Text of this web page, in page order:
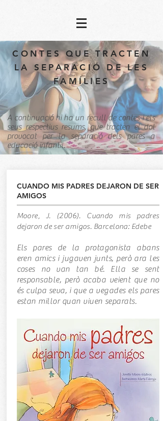
CONTES QUE TRACTEN
LA SEPARACIÓ DE LES
FAMÍLIES
A continuació hi ha un recull de contes i els
seus respectius resums, que tracten el dol
provocat per la separació dels pares a
educació infantil.
CUANDO MIS PADRES DEJARON DE SER
AMIGOS
Moore, J. (2006). Cuando mis padres
dejaron de ser amigos. Barcelona: Edebe
Els pares de la protagonista abans
eren amics i jugaven junts, però ara les
coses no van tan bé. Ella se sent
responsable, però acaba veient que no
és culpa seva, i que a vegades els pares
estan millor quan viuen separats.